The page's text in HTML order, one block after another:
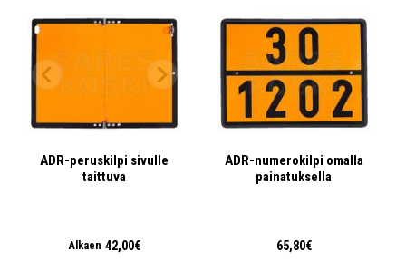
ADR-peruskilpi sivulle
taittuva
Alkaen 42,00€
ADR-numerokilpi omalla
painatuksella
65,80€